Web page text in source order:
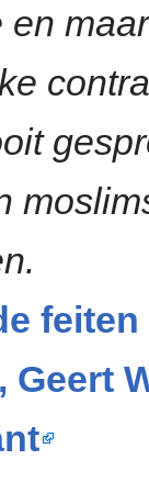
en
Geert